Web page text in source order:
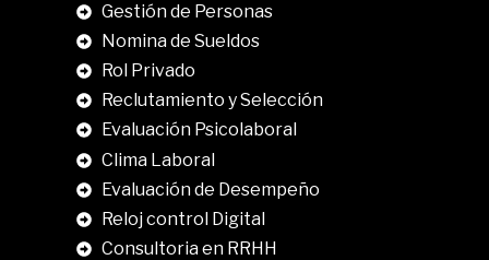
Gestión de Personas
Nomina de Sueldos
Rol Privado
Reclutamiento y Selección
Evaluación Psicolaboral
Clima Laboral
Evaluación de Desempeño
Reloj control Digital
Consultoria en RRHH